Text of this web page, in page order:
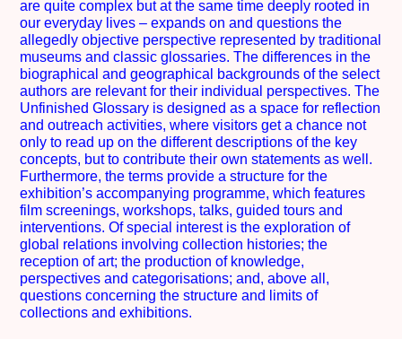
are quite complex but at the same time deeply rooted in
our everyday lives – expands on and questions the
allegedly objective perspective represented by traditional
museums and classic glossaries. The differences in the
biographical and geographical backgrounds of the select
authors are relevant for their individual perspectives. The
Unfinished Glossary is designed as a space for reflection
and outreach activities, where visitors get a chance not
only to read up on the different descriptions of the key
concepts, but to contribute their own statements as well.
Furthermore, the terms provide a structure for the
exhibition’s accompanying programme, which features
film screenings, workshops, talks, guided tours and
interventions. Of special interest is the exploration of
global relations involving collection histories; the
reception of art; the production of knowledge,
perspectives and categorisations; and, above all,
questions concerning the structure and limits of
collections and exhibitions.